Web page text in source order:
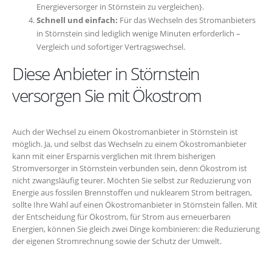
Energieversorger in Störnstein zu vergleichen}.
Schnell und einfach: Für das Wechseln des Stromanbieters
in Störnstein sind lediglich wenige Minuten erforderlich –
Vergleich und sofortiger Vertragswechsel.
Diese Anbieter in Störnstein
versorgen Sie mit Ökostrom
Auch der Wechsel zu einem Ökostromanbieter in Störnstein ist
möglich. Ja, und selbst das Wechseln zu einem Ökostromanbieter
kann mit einer Ersparnis verglichen mit Ihrem bisherigen
Stromversorger in Störnstein verbunden sein, denn Ökostrom ist
nicht zwangsläufig teurer. Möchten Sie selbst zur Reduzierung von
Energie aus fossilen Brennstoffen und nuklearem Strom beitragen,
sollte Ihre Wahl auf einen Ökostromanbieter in Störnstein fallen. Mit
der Entscheidung für Ökostrom, für Strom aus erneuerbaren
Energien, können Sie gleich zwei Dinge kombinieren: die Reduzierung
der eigenen Stromrechnung sowie der Schutz der Umwelt.